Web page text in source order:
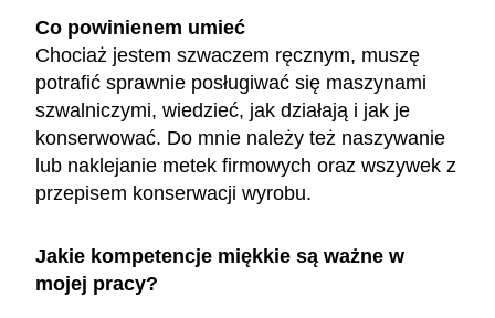
Co powinienem umieć
Chociaż jestem szwaczem ręcznym, muszę
potrafić sprawnie posługiwać się maszynami
szwalniczymi, wiedzieć, jak działają i jak je
konserwować. Do mnie należy też naszywanie
lub naklejanie metek firmowych oraz wszywek z
przepisem konserwacji wyrobu.
Jakie kompetencje miękkie są ważne w
mojej pracy?